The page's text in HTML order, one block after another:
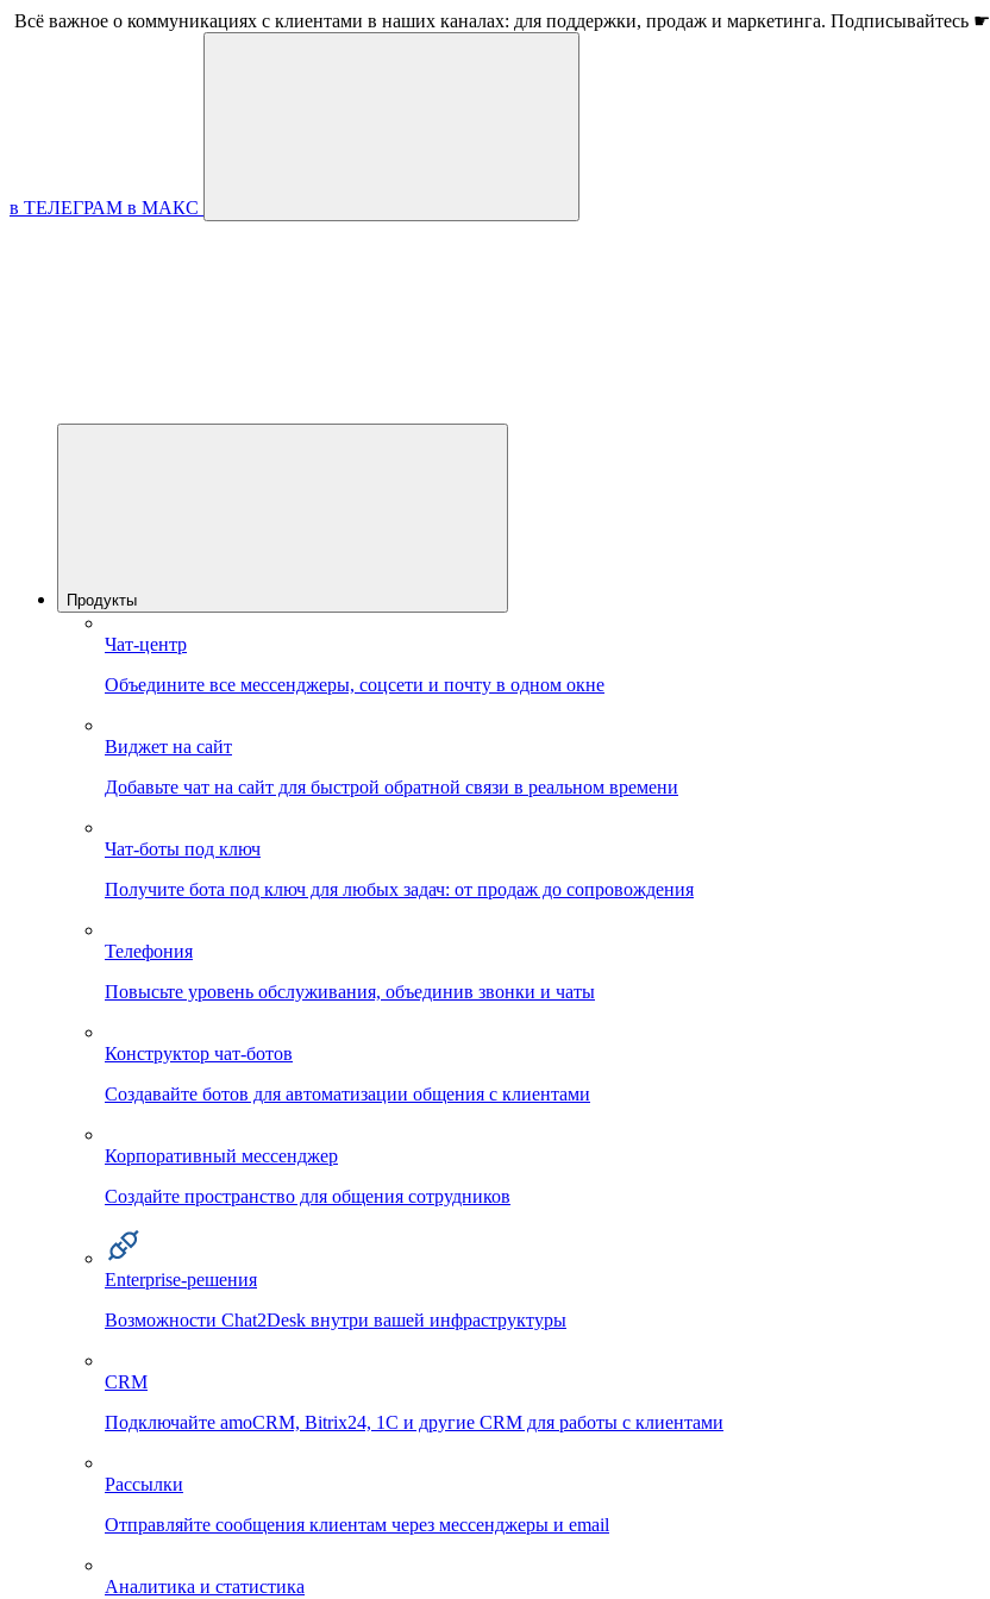
Всё важное о коммуникациях с клиентами в наших каналах: для поддержки, продаж и маркетинга. Подписывайтесь ☛
в ТЕЛЕГРАМ в МАКС
Продукты
Чат-центр
Объедините все мессенджеры, соцсети и почту в одном окне
Виджет на сайт
Добавьте чат на сайт для быстрой обратной связи в реальном времени
Чат-боты под ключ
Получите бота под ключ для любых задач: от продаж до сопровождения
Телефония
Повысьте уровень обслуживания, объединив звонки и чаты
Конструктор чат-ботов
Создавайте ботов для автоматизации общения с клиентами
Корпоративный мессенджер
Создайте пространство для общения сотрудников
Enterprise-решения
Возможности Chat2Desk внутри вашей инфраструктуры
CRM
Подключайте amoCRM, Bitrix24, 1C и другие CRM для работы с клиентами
Рассылки
Отправляйте сообщения клиентам через мессенджеры и email
Аналитика и статистика